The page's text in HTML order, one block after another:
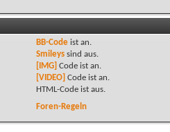
BB-Codeist an.
Smileyssind aus.
[IMG] Code ist an.
[VIDEO] Code ist an.
HTML-Code ist aus.
Foren-Regeln